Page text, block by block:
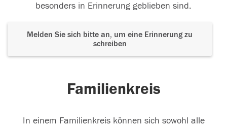
besonders in Erinnerung geblieben sind.
Melden Sie sich bitte an, um eine Erinnerung zu
schreiben
Familienkreis
In einem Familienkreis können sich sowohl alle